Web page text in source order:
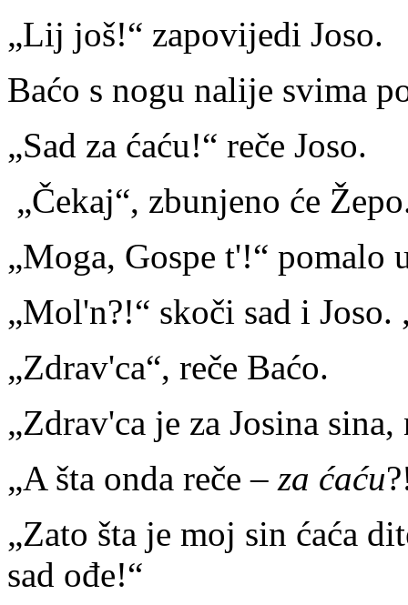
„Lij još!“ zapovijedi Joso.
Baćo s nogu nalije svima
„Sad za ćaću!“ reče Joso.
„Čekaj“, zbunjeno će
„Moga, Gospe t'!“ pomalo
„Mol'n?!“ skoči sad i Joso.
„Zdrav'ca“, reče Baćo.
„Zdrav'ca je za Josina
„A šta onda reče – za ćaću
„Zato šta je moj sin ćaća
sad ođe!“